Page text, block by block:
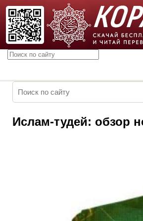
Ислам-тудей: обзор